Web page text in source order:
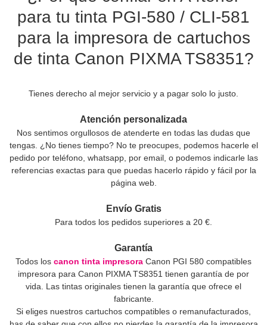
para tu tinta PGI-580 / CLI-581
para la impresora de cartuchos
de tinta Canon PIXMA TS8351?
Tienes derecho al mejor servicio y a pagar solo lo justo.
Atención personalizada
Nos sentimos orgullosos de atenderte en todas las dudas que
tengas. ¿No tienes tiempo? No te preocupes, podemos hacerle el
pedido por teléfono, whatsapp, por email, o podemos indicarle las
referencias exactas para que puedas hacerlo rápido y fácil por la
página web.
Envío Gratis
Para todos los pedidos superiores a 20 €.
Garantía
Todos los canon tinta impresora Canon PGI 580 compatibles
impresora para Canon PIXMA TS8351 tienen garantía de por
vida. Las tintas originales tienen la garantía que ofrece el
fabricante.
Si eliges nuestros cartuchos compatibles o remanufacturados,